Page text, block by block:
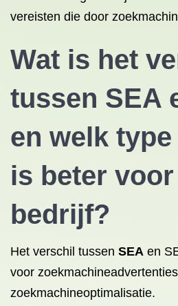
vereisten die door
Wat is het
tussen SEA
en welk
is beter
bedrijf?
Het verschil tussen SEA en
voor
zoekmachineoptimalisatie.